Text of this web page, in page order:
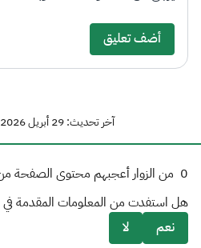
أضف تعليق
آخر تحديث: 29 أبريل 2026 04:03 م المملكة العربية السعودية
0 من الزوار أعجبهم محتوى الصفحة
هل استفدت من المعلومات المقدمة
نعم
لا